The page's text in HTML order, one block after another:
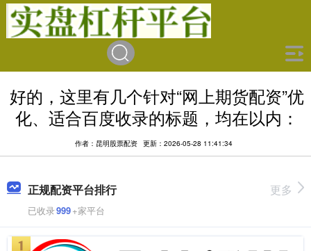
好的，这里有几个针对“网上期货配资”优
化、适合百度收录的标题，均在以内：
作者：昆明股票配资 更新：2026-05-28 11:41:34
正规配资平台排行
已收录999+家平台
更多